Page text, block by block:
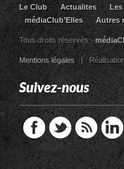
Le Club Actualites
médiaClub’Elles
Autres
Tous droits réservés -
Mentions légales|
Suivez-nous